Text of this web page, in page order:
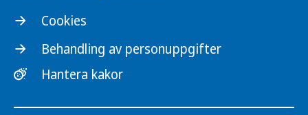
Cookies
Behandling av personuppgifter
Hantera kakor